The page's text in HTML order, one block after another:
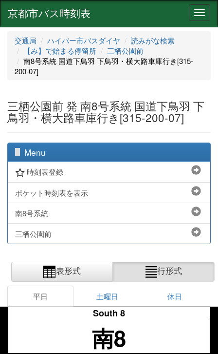
ナ
ビ
京都市バス時刻表
交通局 ハイパー市バスダイヤ
読みがな検索
【み】で始まる停留所
三栖公園前
南8号系統 国道下鳥羽 下鳥羽・横大路車庫行き[315-
200-07]
三栖公園前 発 南8号系統 国道下鳥羽 下
鳥羽・横大路車庫行き[315-200-07]
Menu
時刻表登録
ポケット時刻表を表示
南8号系統
三栖公園前
表形式 行形式
平日 土曜日 休日
South 8
南8